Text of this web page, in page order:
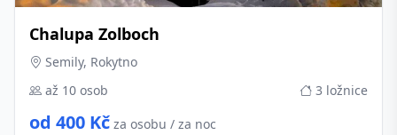
Chalupa Zolboch
Semily, Rokytno
až 10 osob
3 ložnice
od 400 Kč za osobu / za noc